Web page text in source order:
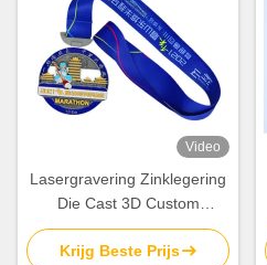
Video
Lasergravering Zinklegering
Die Cast 3D Custom
medailles voor prijzen en
erkenning
Krijg Beste Prijs